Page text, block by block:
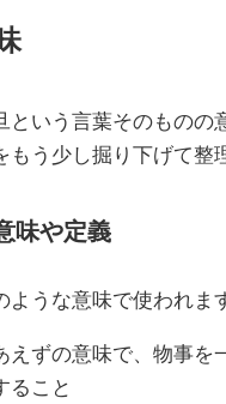
という言葉そのものの
もう少し掘り下げて整
味や定義
うな意味で使われま
えずの意味で、物事を
ること